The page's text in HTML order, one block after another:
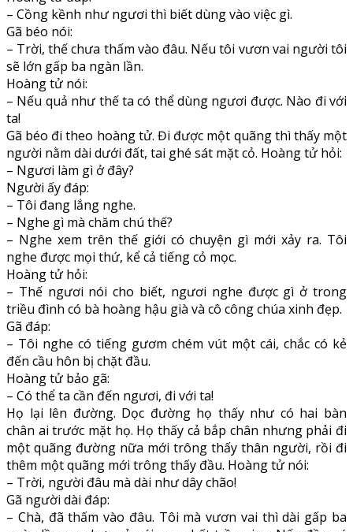
– Cồng kềnh như ngươi thì biết dùng vào việc gì.
Gã béo nói:
– Trời, thế chưa thấm vào đâu. Nếu tôi vươn vai người tôi
sẽ lớn gấp ba ngàn lần.
Hoàng tử nói:
– Nếu quả như thế ta có thể dùng ngươi được. Nào đi với
ta!
Gã béo đi theo hoàng tử. Đi được một quãng thì thấy một
người nằm dài dưới đất, tai ghé sát mặt cỏ. Hoàng tử hỏi:
– Ngươi làm gì ở đây?
Người ấy đáp:
– Tôi đang lắng nghe.
– Nghe gì mà chăm chú thế?
– Nghe xem trên thế giới có chuyện gì mới xảy ra. Tôi
nghe được mọi thứ, kể cả tiếng cỏ mọc.
Hoàng tử hỏi:
– Thế ngươi nói cho biết, ngươi nghe được gì ở trong
triều đình có bà hoàng hậu già và cô công chúa xinh đẹp.
Gã đáp:
– Tôi nghe có tiếng gươm chém vút một cái, chắc có kẻ
đến cầu hôn bị chặt đầu.
Hoàng tử bảo gã:
– Có thể ta cần đến ngươi, đi với ta!
Họ lại lên đường. Dọc đường họ thấy như có hai bàn
chân ai trước mặt họ. Họ thấy cả bắp chân nhưng phải đi
một quãng đường nữa mới trông thấy thân người, rồi đi
thêm một quãng mới trông thấy đầu. Hoàng tử nói:
– Trời, người đâu mà dài như dây chão!
Gã người dài đáp:
– Chà, đã thấm vào đâu. Tôi mà vươn vai thì dài gấp ba